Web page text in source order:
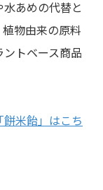
あめの代替と
物由来の原料
トベース商品
米飴」はこち